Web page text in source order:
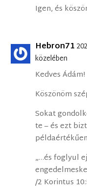
Igen, és
Hebron71
közelében
Kedves Ádám!
Köszönöm
Sokat
te – és ezt
„…és foglyul
/2 Korintus